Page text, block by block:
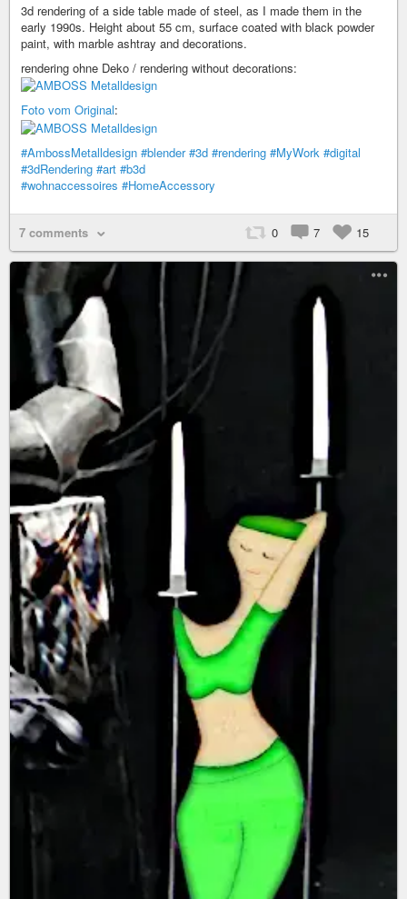
3d rendering of a side table made of steel, as I made them in the
early 1990s. Height about 55 cm, surface coated with black powder
paint, with marble ashtray and decorations.
rendering ohne Deko / rendering without decorations:
Foto vom Original:
#AmbossMetalldesign #blender #3d #rendering #MyWork #digital
#3dRendering #art #b3d
#wohnaccessoires #HomeAccessory
7 comments 0 7 15